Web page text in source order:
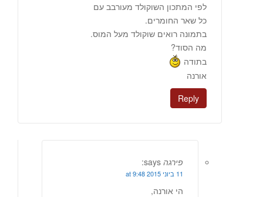
לפי המתכון השוקולד מעורבב עם
כל שאר החומרים.
בתמונה רואים שוקולד מעל המוס.
מה הסוד?
בתודה
אורנה
Reply
פירגה says:
11 ביוני 2015 at 9:48
הי אורנה,